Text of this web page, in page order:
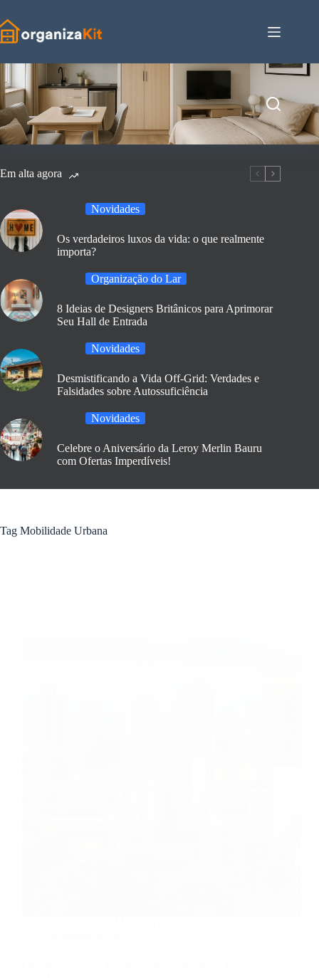
para
o
conteúdo
Em alta agora
Novidades
Os verdadeiros luxos da vida: o que realmente
importa?
Organização do Lar
8 Ideias de Designers Britânicos para Aprimorar
Seu Hall de Entrada
Novidades
Desmistificando a Vida Off-Grid: Verdades e
Falsidades sobre Autossuficiência
Novidades
Celebre o Aniversário da Leroy Merlin Bauru
com Ofertas Imperdíveis!
Tag Mobilidade Urbana